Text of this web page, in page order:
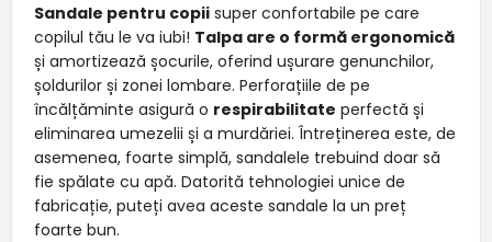
Sandale pentru copiisuper confortabile pe care
copilul tău le va iubi! Talpa are o formă ergonomică
și amortizează șocurile, oferind ușurare genunchilor,
șoldurilor și zonei lombare. Perforațiile de pe
încălțăminte asigură o respirabilitate perfectă și
eliminarea umezelii și a murdăriei. Întreținerea este, de
asemenea, foarte simplă, sandalele trebuind doar să
fie spălate cu apă. Datorită tehnologiei unice de
fabricație, puteți avea aceste sandale la un preț
foarte bun.